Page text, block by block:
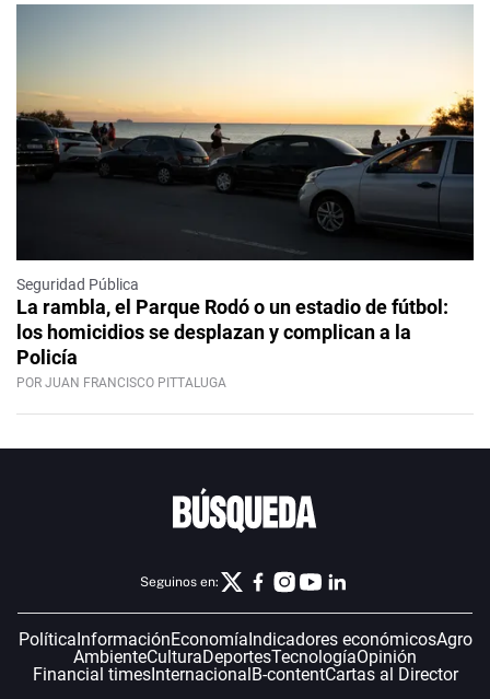
Seguridad Pública
La rambla, el Parque Rodó o un estadio de fútbol:
los homicidios se desplazan y complican a la
Policía
POR JUAN FRANCISCO PITTALUGA
Seguinos en:
Política InformaciónEconomía Indicadores económicosAgro
AmbienteCulturaDeportesTecnologíaOpinión
Financial timesInternacional B-contentCartas al Director